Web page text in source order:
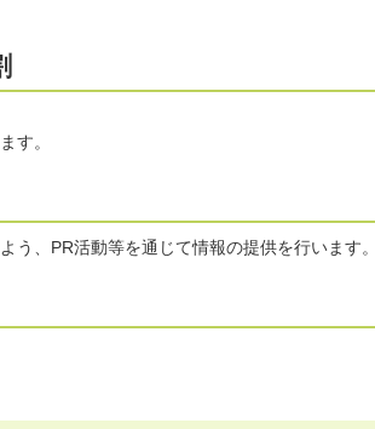
す。
う、PR活動等を通じて情報の提供を行います。